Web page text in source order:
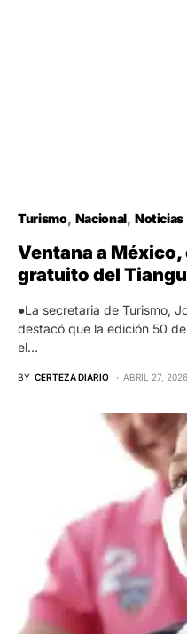
Turismo Nacional Noticias
Ventana a
gratuito del
●La secretaria de Turismo,
destacó que la edición 50
el…
BY CERTEZA DIARIO ABRIL 27, 2026